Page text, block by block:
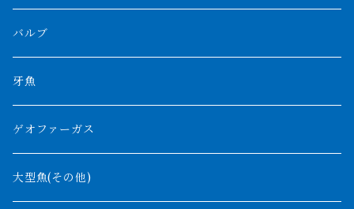
バンジャール
ノーザンバラムンディ
その他アロワナ
オモ川
アンソルギー
コウロントン
ラプラディ
ギニア
コンギクス
中型スネークヘッド
小型スネークヘッド
バルブ
牙魚
ゲオファーガス
大型魚(その他)